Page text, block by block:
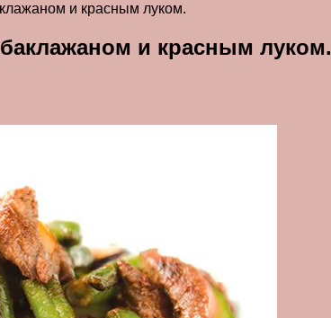
и красным луком.
и красным луком.